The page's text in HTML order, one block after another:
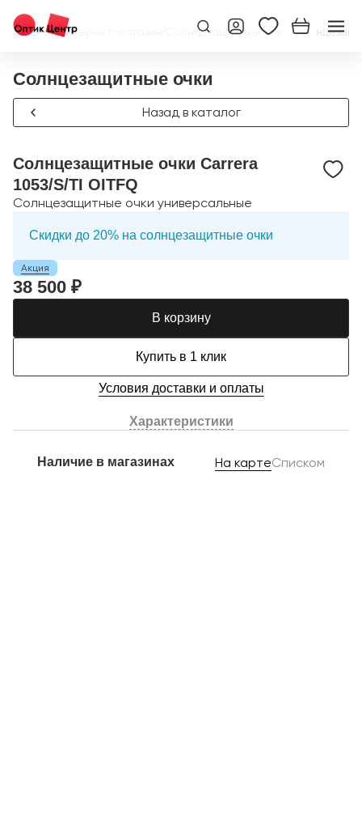
Главная/Интернет-магазин Солнцезащитные очки /
Солнцезащитные очки
Назад в каталог
Солнцезащитные очки Carrera
1053/S/TI OITFQ
Солнцезащитные очки универсальные
Скидки до 20% на солнцезащитные очки
Акция
38 500 ₽
В корзину
Купить в 1 клик
Условия доставки и оплаты
Характеристики
Наличие в магазинах На картеСписком